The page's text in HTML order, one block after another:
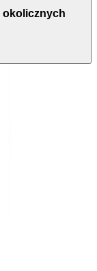
okolicznych